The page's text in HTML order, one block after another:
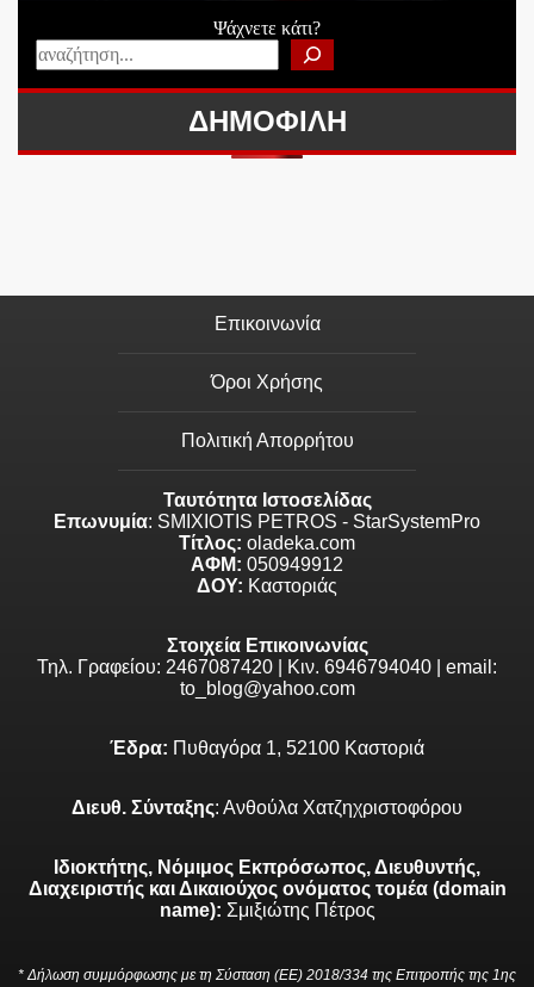
Ψάχνετε κάτι?
ΔΗΜΟΦΙΛΗ
Επικοινωνία
Όροι Χρήσης
Πολιτική Απορρήτου
Ταυτότητα Ιστοσελίδας
Επωνυμία: SMIXIOTIS PETROS - StarSystemPro
Τίτλος: oladeka.com
ΑΦΜ: 050949912
ΔΟΥ: Καστοριάς
Στοιχεία Επικοινωνίας
Τηλ. Γραφείου: 2467087420 | Κιν. 6946794040 | email:
to_blog@yahoo.com
Έδρα: Πυθαγόρα 1, 52100 Καστοριά
Διευθ. Σύνταξης: Ανθούλα Χατζηχριστοφόρου
Ιδιοκτήτης, Νόμιμος Εκπρόσωπος, Διευθυντής,
Διαχειριστής και Δικαιούχος ονόματος τομέα (domain
name): Σμιξιώτης Πέτρος
* Δήλωση συμμόρφωσης με τη Σύσταση (ΕΕ) 2018/334 της Επιτροπής της 1ης